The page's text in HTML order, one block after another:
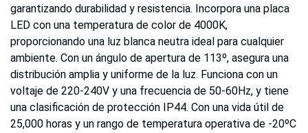
garantizando durabilidad y resistencia. Incorpora una placa
LED con una temperatura de color de 4000K,
proporcionando una luz blanca neutra ideal para cualquier
ambiente. Con un ángulo de apertura de 113º, asegura una
distribución amplia y uniforme de la luz. Funciona con un
voltaje de 220-240V y una frecuencia de 50-60Hz, y tiene
una clasificación de protección IP44. Con una vida útil de
25,000 horas y un rango de temperatura operativa de -20ºC